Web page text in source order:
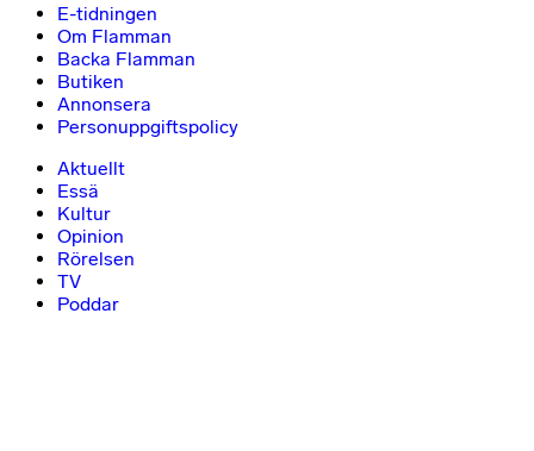
E-tidningen
Om Flamman
Backa Flamman
Butiken
Annonsera
Personuppgiftspolicy
Aktuellt
Essä
Kultur
Opinion
Rörelsen
TV
Poddar